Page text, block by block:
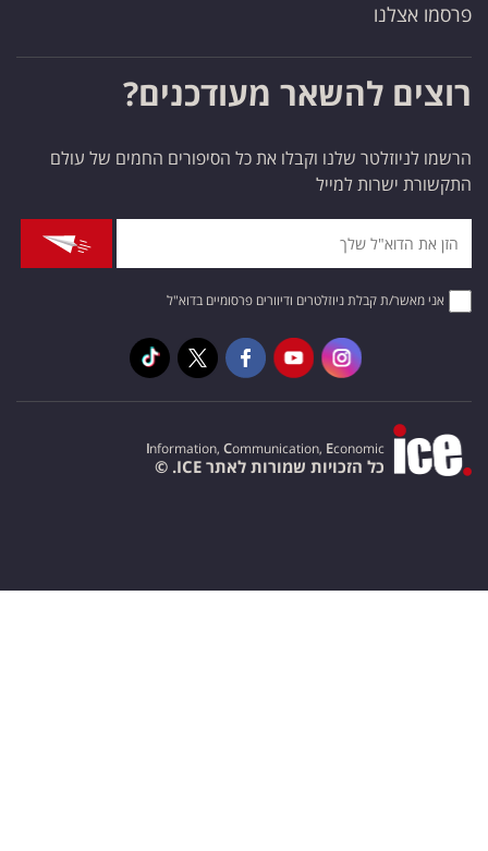
פרסמו אצלנו
רוצים להשאר מעודכנים?
הרשמו לניוזלטר שלנו וקבלו את כל הסיפורים החמים של עולם
התקשורת ישרות למייל
אני מאשר/ת קבלת ניוזלטרים ודיוורים פרסומיים בדוא"ל
Information, Communication, Economic
כל הזכויות שמורות לאתר ICE. ©